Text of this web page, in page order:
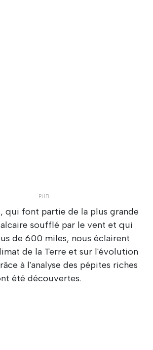
qui font partie de la plus grande
soufflé par le vent et qui
de 600 miles, nous éclairent
de la Terre et sur l'évolution
à l'analyse des pépites riches
été découvertes.